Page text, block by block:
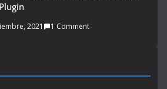
2021 1 Comment